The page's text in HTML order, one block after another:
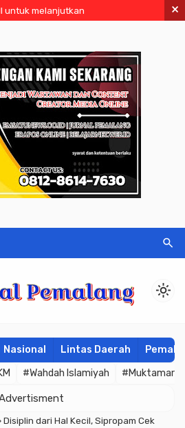
untuk melanjutkan ×
search
light_mode
Nasional Lintas Daerah
#Wahdah Islamiyah #Muktamar
Disiplin dari Hal Kecil, Sipropam Cek